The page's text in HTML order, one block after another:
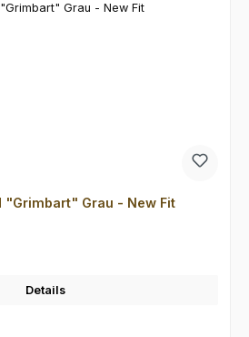
"Grimbart" Grau - New Fit
Details